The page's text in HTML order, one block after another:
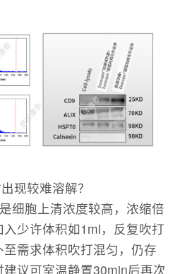
较难溶解？
细胞上清浓度较高，浓缩倍
少许体积如1ml，反复吹打
需求体积吹打混匀，仍存
议可室温静置30min后再次